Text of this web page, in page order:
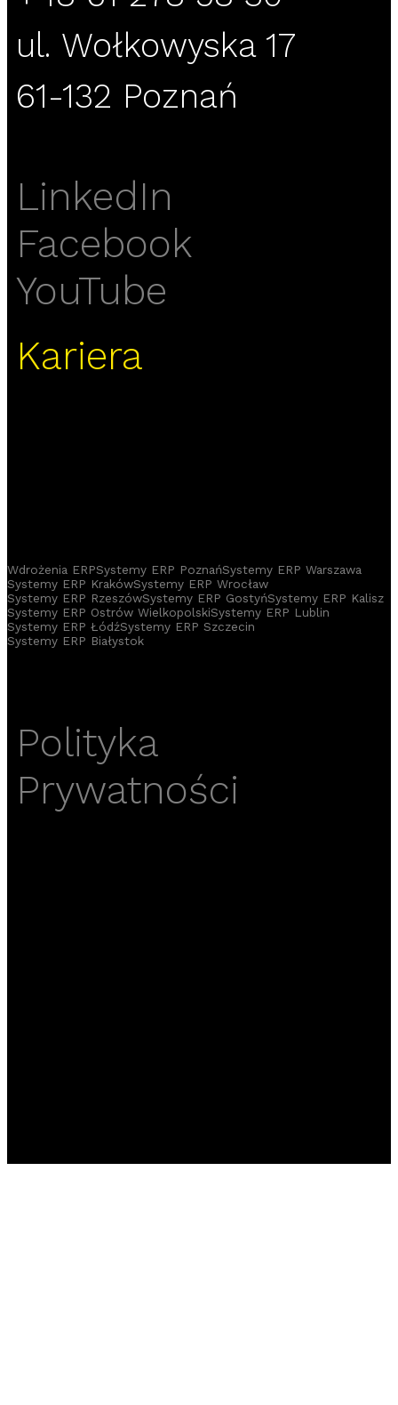
ul. Wołkowyska 17
61-132 Poznań
LinkedIn
Facebook
YouTube
Kariera
Wdrożenia ERPSystemy ERP PoznańSystemy ERP Warszawa
Systemy ERP KrakówSystemy ERP Wrocław
Systemy ERP RzeszówSystemy ERP GostyńSystemy ERP Kalisz
Systemy ERP Ostrów WielkopolskiSystemy ERP Lublin
Systemy ERP ŁódźSystemy ERP Szczecin
Systemy ERP Białystok
Polityka
Prywatności